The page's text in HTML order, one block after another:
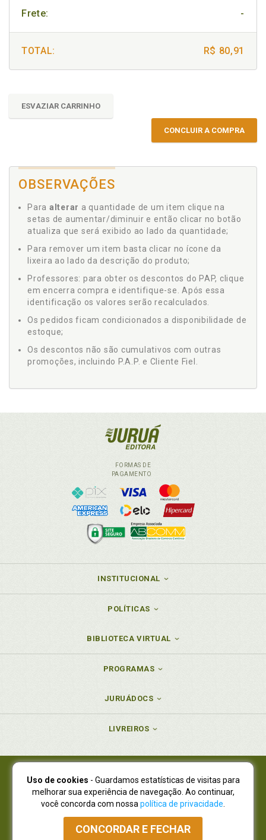
Frete: -
TOTAL: R$ 80,91
ESVAZIAR CARRINHO
CONCLUIR A COMPRA
OBSERVAÇÕES
Para alterar a quantidade de um item clique na
setas de aumentar/diminuir e então clicar no botão
atualiza que será exibido ao lado da quantidade;
Para remover um item basta clicar no ícone da
lixeira ao lado da descrição do produto;
Professores: para obter os descontos do PAP, clique
em encerra compra e identifique-se. Após essa
identificação os valores serão recalculados.
Os pedidos ficam condicionados a disponibilidade de
estoque;
Os descontos não são cumulativos com outras
promoções, incluindo P.A.P. e Cliente Fiel.
FORMAS DE
PAGAMENTO
INSTITUCIONAL
POLÍTICAS
BIBLIOTECA VIRTUAL
PROGRAMAS
JURUÁDOCS
LIVREIROS
Juruá Editora Ltda., CNPJ 77.535.508/0001-19
Juruá Informática Ltda., CNPJ 01.701.561/0001-80
NOVO ENDEREÇO:R. Flávio Dallegrave, 7665, São Lourenço |
Curitiba - Paraná - CEP 82210-310
Atendimento: (41) 4009-3900|Vendas Atacado: (41) 4009-3939
Uso de cookies - Guardamos estatísticas de visitas para
melhorar sua experiência de navegação. Ao continuar,
você concorda com nossa política de privacidade
CONCORDAR E FECHAR